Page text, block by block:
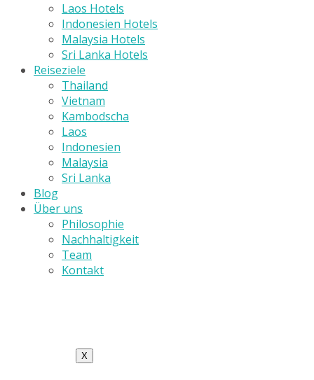
Laos Hotels
Indonesien Hotels
Malaysia Hotels
Sri Lanka Hotels
Reiseziele
Thailand
Vietnam
Kambodscha
Laos
Indonesien
Malaysia
Sri Lanka
Blog
Über uns
Philosophie
Nachhaltigkeit
Team
Kontakt
X